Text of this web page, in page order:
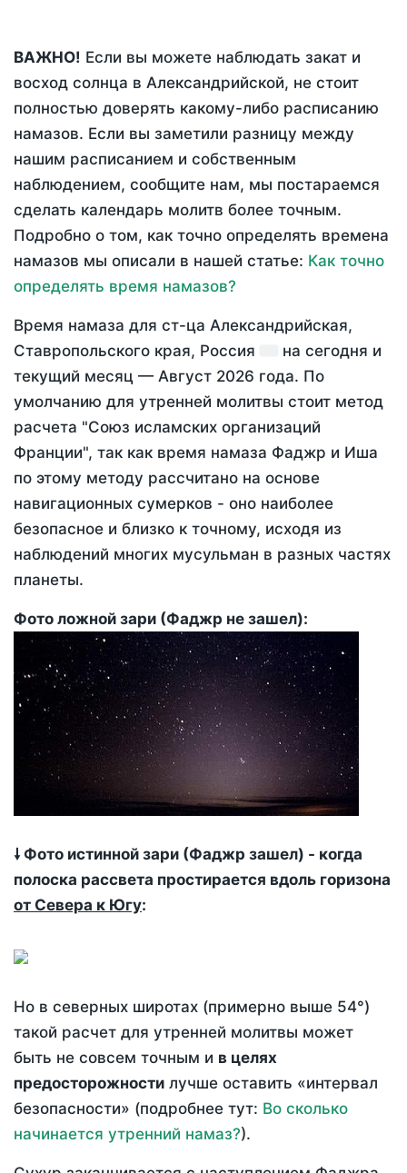
ВАЖНО! Если вы можете наблюдать закат и
восход солнца в Александрийской, не стоит
полностью доверять какому-либо расписанию
намазов. Если вы заметили разницу между
нашим расписанием и собственным
наблюдением, сообщите нам, мы постараемся
сделать календарь молитв более точным.
Подробно о том, как точно определять времена
намазов мы описали в нашей статье: Как точно
определять время намазов?
Время намаза для ст-ца Александрийская,
Ставропольского края, Россия
на сегодня и
текущий месяц — Август 2026 года. По
умолчанию для утренней молитвы стоит метод
расчета "Союз исламских организаций
Франции", так как время намаза Фаджр и Иша
по этому методу рассчитано на основе
навигационных сумерков - оно наиболее
безопасное и близко к точному, исходя из
наблюдений многих мусульман в разных частях
планеты.
Фото ложной зари (Фаджр не зашел):
🠗 Фото истинной зари (Фаджр зашел) - когда
полоска рассвета простирается вдоль горизона
от Севера к Югу:
Но в северных широтах (примерно выше 54°)
такой расчет для утренней молитвы может
быть не совсем точным и в целях
предосторожности лучше оставить «интервал
безопасности» (подробнее тут: Во сколько
начинается утренний намаз?).